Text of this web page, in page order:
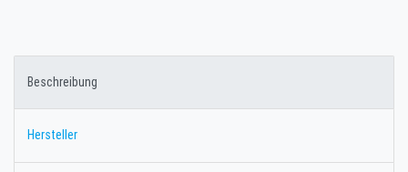
Beschreibung
Hersteller